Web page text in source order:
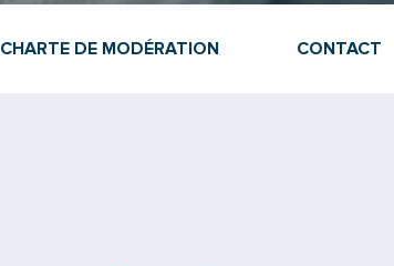
CHARTE DE MODÉRATION CONTACT